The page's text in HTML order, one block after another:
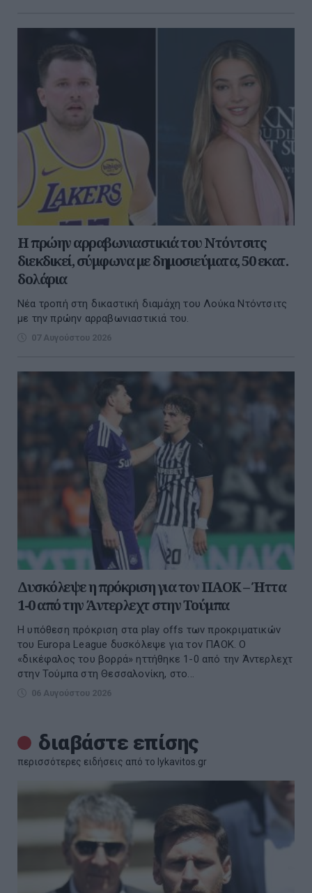
Η πρώην αρραβωνιαστικιά του Ντόντσιτς
διεκδικεί, σύμφωνα με δημοσιεύματα, 50 εκατ.
δολάρια
Νέα τροπή στη δικαστική διαμάχη του Λούκα Ντόντσιτς
με την πρώην αρραβωνιαστικιά του.
07 Αυγούστου 2026
Δυσκόλεψε η πρόκριση για τον ΠΑΟΚ – Ήττα
1-0 από την Άντερλεχτ στην Τούμπα
Η υπόθεση πρόκριση στα play offs των προκριματικών
του Europa League δυσκόλεψε για τον ΠΑΟΚ. Ο
«δικέφαλος του βορρά» ηττήθηκε 1-0 από την Άντερλεχτ
στην Τούμπα στη Θεσσαλονίκη, στο...
06 Αυγούστου 2026
διαβάστε επίσης
περισσότερες ειδήσεις από το lykavitos.gr